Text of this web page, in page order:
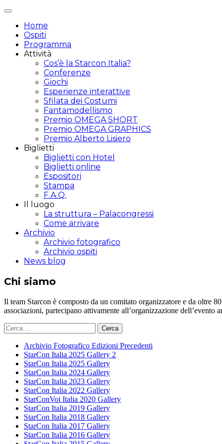
Attiva/disattiva
navigazione
Home
Ospiti
Programma
Attività
Cos’è la Starcon Italia?
Conferenze
Giochi
Esperienze interattive
Sfilata dei Costumi
Fantamodellismo
Premio OMEGA SHORT
Premio OMEGA GRAPHICS
Premio Alberto Lisiero
Biglietti
Biglietti con Hotel
Biglietti online
Espositori
Stampa
F.A.Q.
Il luogo
La struttura – Palacongressi
Come arrivare
Archivio
Archivio fotografico
Archivio ospiti
News blog
Chi siamo
Il team Starcon è composto da un comitato organizzatore e da oltre
associazioni, partecipano attivamente all’organizzazione
Ricerca
per:
Archivio Fotografico Edizioni Precedenti
StarCon Italia 2025 Gallery 2
StarCon Italia 2025 Gallery
StarCon Italia 2024 Gallery
StarCon Italia 2023 Gallery
StarCon Italia 2022 Gallery
StarConVoi Italia 2020 Gallery
StarCon Italia 2019 Gallery
StarCon Italia 2018 Gallery
StarCon Italia 2017 Gallery
StarCon Italia 2016 Gallery